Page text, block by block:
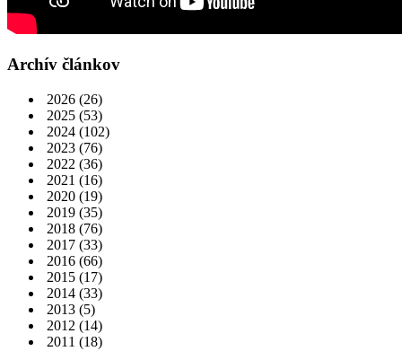
Archív článkov
2026 (26)
2025 (53)
2024 (102)
2023 (76)
2022 (36)
2021 (16)
2020 (19)
2019 (35)
2018 (76)
2017 (33)
2016 (66)
2015 (17)
2014 (33)
2013 (5)
2012 (14)
2011 (18)